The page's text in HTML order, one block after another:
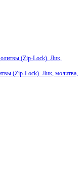
(Zip-Lock). Лик, молитва,